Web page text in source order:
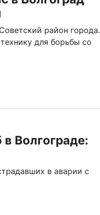
район города.
для борьбы со
Волгограде:
в аварии с